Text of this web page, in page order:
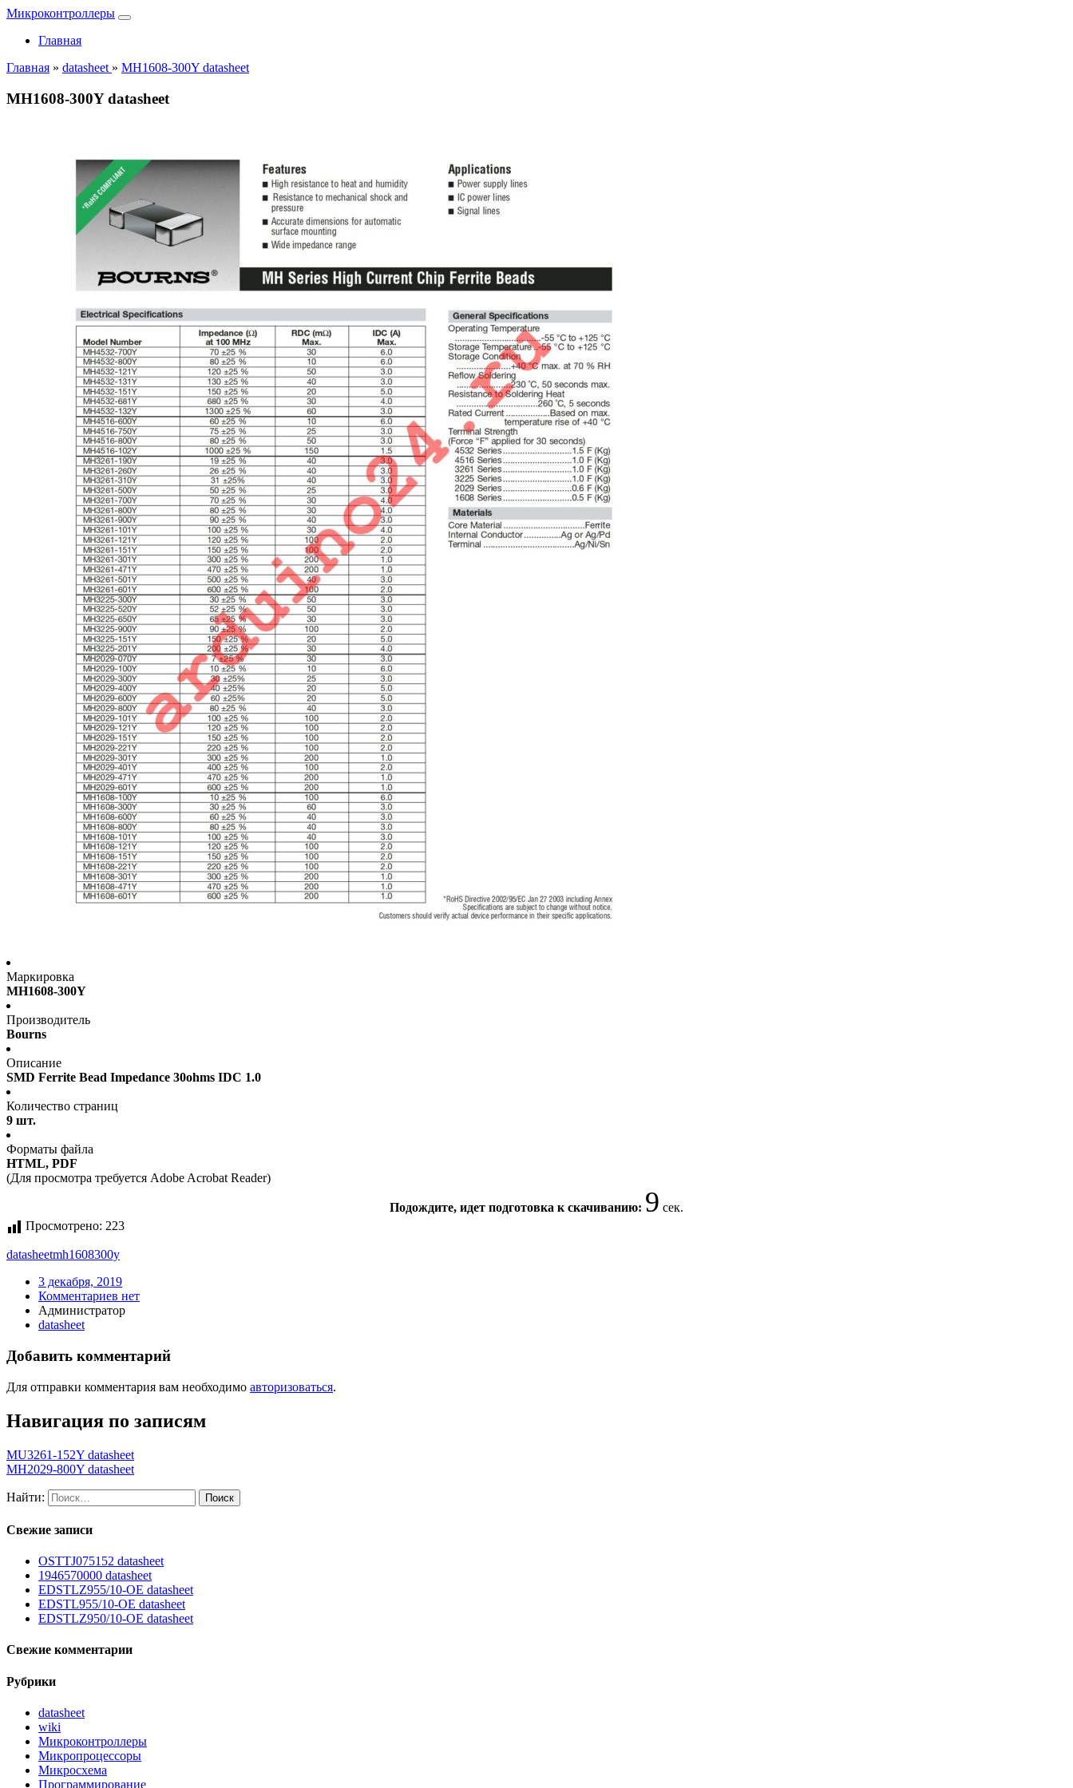
Микроконтроллеры
Главная
Главная » datasheet » MH1608-300Y datasheet
MH1608-300Y datasheet
Маркировка
MH1608-300Y
Производитель
Bourns
Описание
SMD Ferrite Bead Impedance 30ohms IDC 1.0
Количество страниц
9 шт.
Форматы файла
HTML, PDF
(Для просмотра требуется Adobe Acrobat Reader)
Подождите, идет подготовка к скачиванию: 8 сек.
Просмотрено: 223
datasheetmh1608300y
3 декабря, 2019
Комментариев нет
Администратор
datasheet
Добавить комментарий
Для отправки комментария вам необходимо авторизоваться.
Навигация по записям
MU3261-152Y datasheet
MH2029-800Y datasheet
Найти:
Свежие записи
OSTTJ075152 datasheet
1946570000 datasheet
EDSTLZ955/10-OE datasheet
EDSTL955/10-OE datasheet
EDSTLZ950/10-OE datasheet
Свежие комментарии
Рубрики
datasheet
wiki
Микроконтроллеры
Микропроцессоры
Микросхема
Программирование